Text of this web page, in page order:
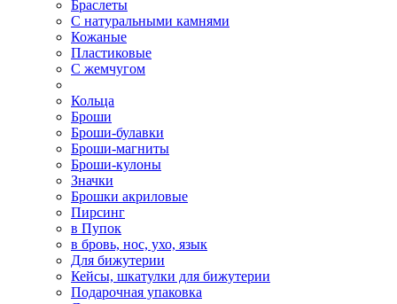
Браслеты
С натуральными камнями
Кожаные
Пластиковые
С жемчугом
Кольца
Броши
Броши-булавки
Броши-магниты
Броши-кулоны
Значки
Брошки акриловые
Пирсинг
в Пупок
в бровь, нос, ухо, язык
Для бижутерии
Кейсы, шкатулки для бижутерии
Подарочная упаковка